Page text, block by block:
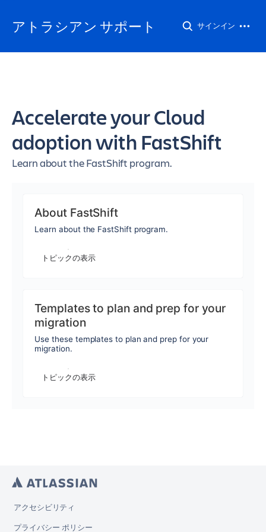
アトラシアン サポート サインイン
Accelerate your Cloud
adoption with FastShift
Learn about the FastShift program.
About FastShift
Learn about the FastShift program.
トピックの表示
Templates to plan and prep for your
migration
Use these templates to plan and prep for your
migration.
トピックの表示
アクセシビリティ
プライバシー ポリシー